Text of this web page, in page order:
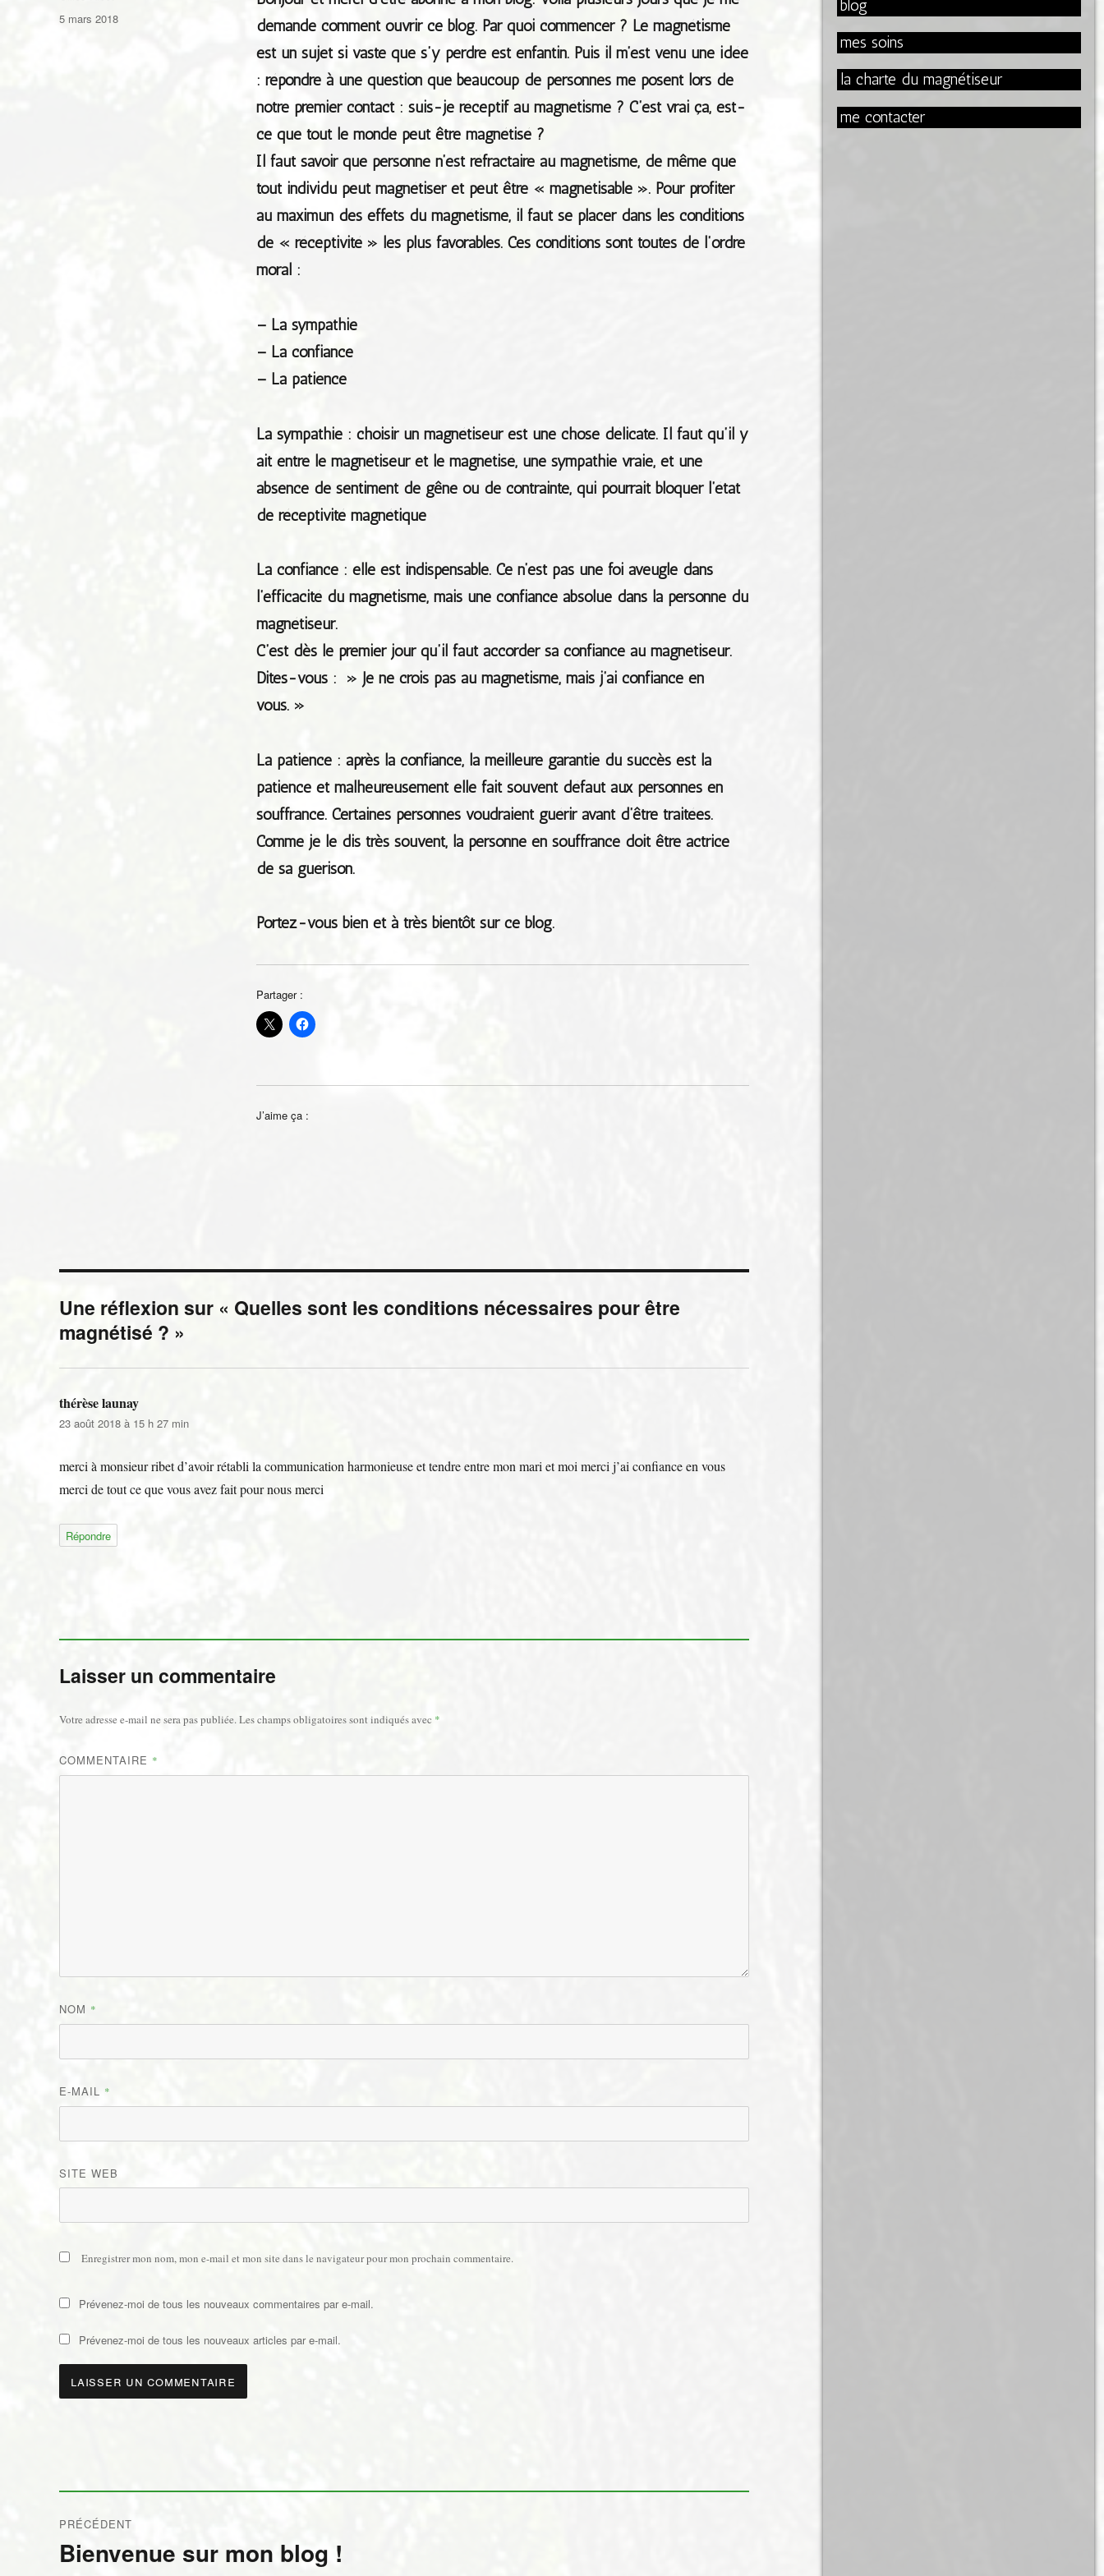
demande comment ouvrir ce blog. Par quoi commencer ? Le magnétisme
est un sujet si vaste que s’y perdre est enfantin. Puis il m’est venu une idée
: répondre à une question que beaucoup de personnes me posent lors de
notre premier contact : suis-je réceptif au magnétisme ? C’est vrai ça, est-
ce que tout le monde peut être magnétisé ?
Il faut savoir que personne n’est réfractaire au magnétisme, de même que
tout individu peut magnétiser et peut être « magnétisable ». Pour profiter
au maximun des effets du magnétisme, il faut se placer dans les conditions
de « réceptivité » les plus favorables. Ces conditions sont toutes de l’ordre
moral :
– La sympathie
– La confiance
– La patience
La sympathie : choisir un magnétiseur est une chose délicate. Il faut qu’il y
ait entre le magnétiseur et le magnétisé, une sympathie vraie, et une
absence de sentiment de gêne ou de contrainte, qui pourrait bloquer l’état
de réceptivité magnétique
La confiance : elle est indispensable. Ce n’est pas une foi aveugle dans
l’efficacité du magnétisme, mais une confiance absolue dans la personne du
magnétiseur.
C’est dès le premier jour qu’il faut accorder sa confiance au magnétiseur.
Dites-vous : » Je ne crois pas au magnétisme, mais j’ai confiance en
vous. »
La patience : après la confiance, la meilleure garantie du succès est la
patience et malheureusement elle fait souvent défaut aux personnes en
souffrance. Certaines personnes voudraient guérir avant d’être traitées.
Comme je le dis très souvent, la personne en souffrance doit être actrice
de sa guérison.
Portez-vous bien et à très bientôt sur ce blog.
Partager :
J’aime ça :
Publié
5 mars 2018
Une réflexion sur « Quelles sont les conditions nécessaires pour être
magnétisé ? »
thérèse launay
23 août 2018 à 15 h 27 min
merci à monsieur ribet d’avoir rétabli la communication harmonieuse et tendre entre mon mari et moi merci j’ai confiance en vous
merci de tout ce que vous avez fait pour nous merci
Répondre
Laisser un commentaire
Votre adresse e-mail ne sera pas publiée.Les champs obligatoires sont indiqués avec *
COMMENTAIRE *
NOM *
E-MAIL *
SITE WEB
Enregistrer mon nom, mon e-mail et mon site dans le navigateur pour mon prochain commentaire.
Prévenez-moi de tous les nouveaux commentaires par e-mail.
Prévenez-moi de tous les nouveaux articles par e-mail.
de
PRÉCÉDENT
Publication
Bienvenue sur mon blog !
blog
mes soins
la charte du magnétiseur
me contacter